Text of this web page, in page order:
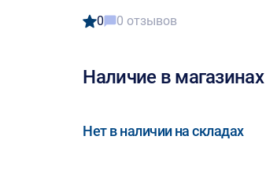
0 0 отзывов
Наличие в магазинах
Нет в наличии на складах